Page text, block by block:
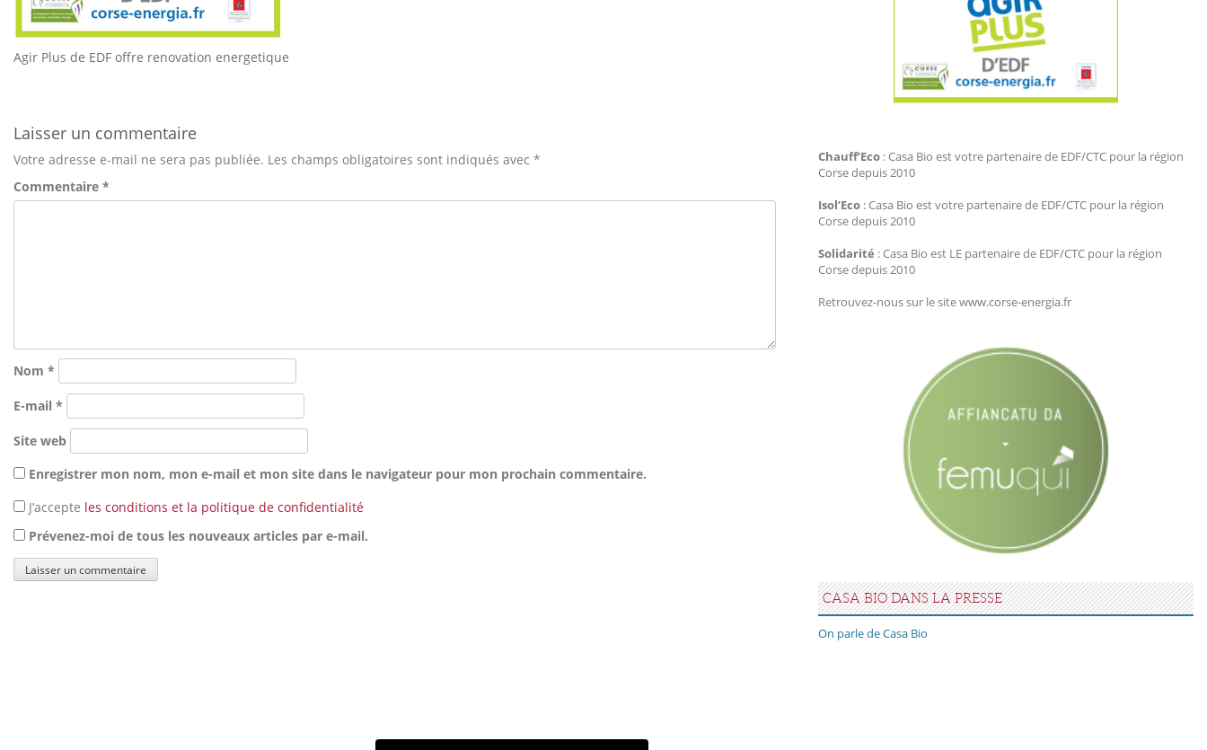
Agir Plus de EDF offre renovation energetique
Laisser un commentaire
Votre adresse e-mail ne sera pas publiée. Les champs obligatoires sont indiqués avec *
Commentaire *
Nom *
E-mail *
Site web
Enregistrer mon nom, mon e-mail et mon site dans le navigateur pour mon prochain commentaire.
J’accepte les conditions et la politique de confidentialité
Prévenez-moi de tous les nouveaux articles par e-mail.
Chauff’Eco : Casa Bio est votre partenaire de EDF/CTC pour la région
Corse depuis 2010
Isol’Eco : Casa Bio est votre partenaire de EDF/CTC pour la région
Corse depuis 2010
Solidarité : Casa Bio est LE partenaire de EDF/CTC pour la région
Corse depuis 2010
Retrouvez-nous sur le site www.corse-energia.fr
CASA BIO DANS LA PRESSE
On parle de Casa Bio